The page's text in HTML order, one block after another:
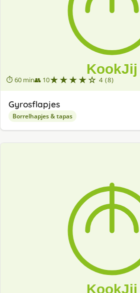
⏱ 60 min👥 10★★★★☆ 4 (8)
Gyrosflapjes
Borrelhapjes & tapas